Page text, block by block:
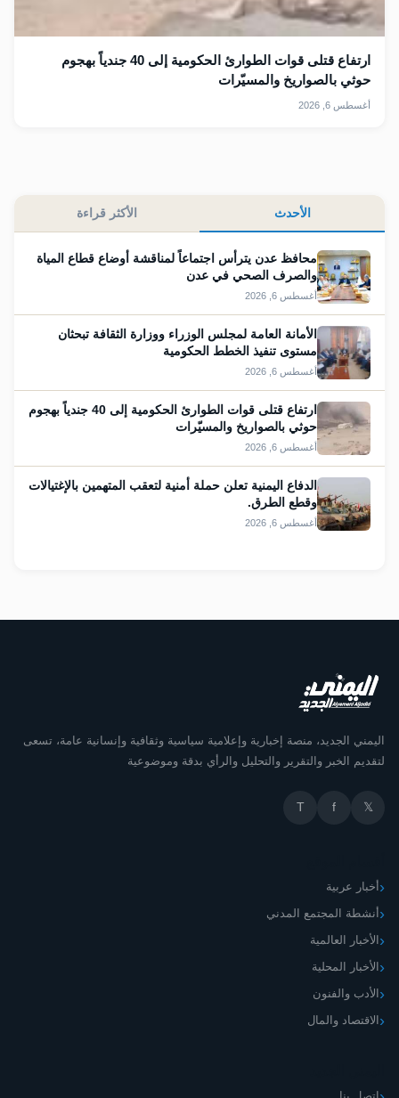
ارتفاع قتلى قوات الطوارئ الحكومية إلى 40 جندياً بهجوم
حوثي بالصواريخ والمسيّرات
أغسطس 6, 2026
الأحدث الأكثر قراءة
محافظ عدن يترأس اجتماعاً لمناقشة أوضاع قطاع المياة
والصرف الصحي في عدن
أغسطس 6, 2026
الأمانة العامة لمجلس الوزراء ووزارة الثقافة تبحثان
مستوى تنفيذ الخطط الحكومية
أغسطس 6, 2026
ارتفاع قتلى قوات الطوارئ الحكومية إلى 40 جندياً بهجوم
حوثي بالصواريخ والمسيّرات
أغسطس 6, 2026
الدفاع اليمنية تعلن حملة أمنية لتعقب المتهمين بالإغتيالات
وقطع الطرق.
أغسطس 6, 2026
اليمني الجديد، منصة إخبارية وإعلامية سياسية وثقافية وإنسانية عامة، تسعى
لتقديم الخبر والتقرير والتحليل والرأي بدقة وموضوعية
𝕏
f
T
أخبار عربية
أنشطة المجتمع المدني
الأخبار العالمية
الأخبار المحلية
الأدب والفنون
الاقتصاد والمال